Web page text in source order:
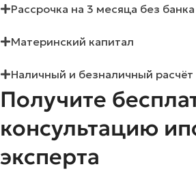
Рассрочка на 3 месяца без банка
Материнский капитал
Наличный и безналичный расчёт
Получите
консультацию
эксперта